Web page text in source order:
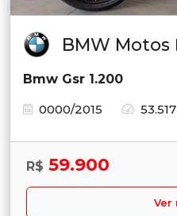
BMW Motos
Bmw Gsr 1.200
0000/2015
R$ 59.900
Ver